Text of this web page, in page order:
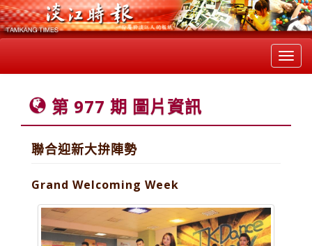
第 977 期 圖片資訊
聯合迎新大拚陣勢
Grand Welcoming Week